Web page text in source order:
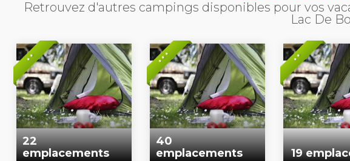
Retrouvez d'autres campings disponibles pour vos
Lac De
* *
22
emplacements
* * *
40
emplacements
* *
19